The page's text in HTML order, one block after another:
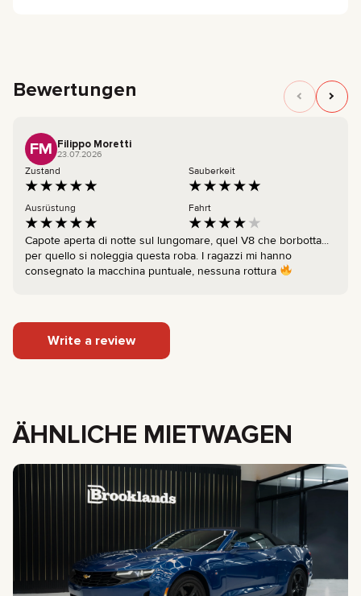
Bewertungen
FM Filippo Moretti
23.07.2026
Zustand Sauberkeit
Ausrüstung Fahrt
Capote aperta di notte sul lungomare, quel V8 che borbotta...
per quello si noleggia questa roba. I ragazzi mi hanno
consegnato la macchina puntuale, nessuna rottura
Write a review
ÄHNLICHE MIETWAGEN